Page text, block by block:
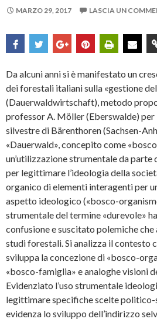
MARZO 29, 2017 LASCIA UN
Da alcuni anni si è manifestato un
dei forestali italiani sulla «gestione
(Dauerwaldwirtschaft), metodo
professor A. Möller (Eberswalde)
silvestre di Bärenthoren (Sachsen-
«Dauerwald», concepito come
un’utilizzazione strumentale da
per legittimare l’ideologia della
organico di elementi interagenti per
aspetto ideologico («bosco-
strumentale del termine «durevole»
confusione e suscitato polemiche
studi forestali. Si analizza il contesto
sviluppa la concezione di «bosco-
«bosco-famiglia» e analoghe visioni
Evidenziato l’uso strumentale
legittimare specifiche scelte politico-
evidenza lo sviluppo dell’indirizzo